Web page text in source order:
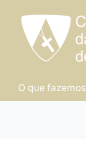
O que fazemos